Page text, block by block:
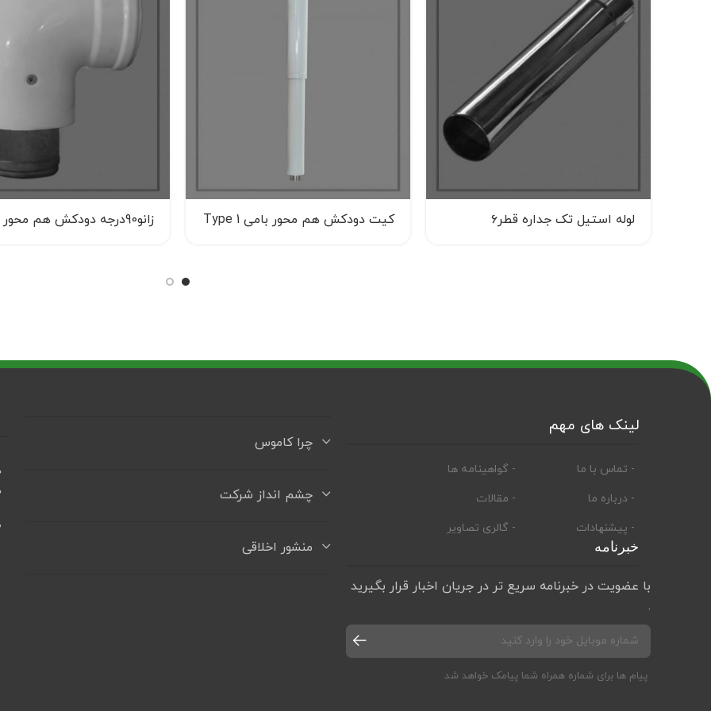
لوله استیل تک جداره قطر۶ کیت دودکش هم محور بامی Type 1 زانو90درجه دودکش هم محور (A5)
لینک های مهم
- تماس با ما
- درباره ما
- پیشنهادات
- گواهینامه ها
- مقالات
- گالری تصاویر
خبرنامه
با عضویت در خبرنامه سریع تر در جریان اخبار قرار بگیرید
.
پیام ها برای شماره همراه شما پیامک خواهد شد
چرا کاموس
چشم انداز شرکت
منشور اخلاقی